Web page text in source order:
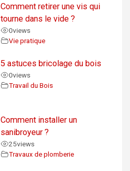
Comment retirer une vis qui
tourne dans le vide ?
0views
Vie pratique
5 astuces bricolage du bois
0views
Travail du Bois
Comment installer un
sanibroyeur ?
25views
Travaux de plomberie